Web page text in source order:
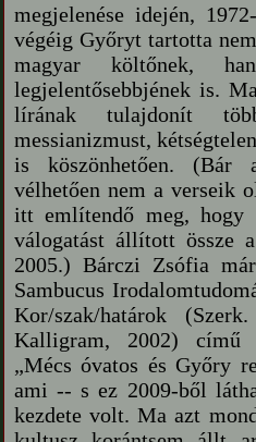
megjelenése idején,
végéig Győryt tartotta
magyar költőnek,
legjelentősebbjének is.
lírának tulajdonít
messianizmust,
is köszönhetően. (Bár
vélhetően nem a verseik
itt említendő meg, hogy
válogatást állított össze
2005.) Bárczi Zsófia
Sambucus
Kor/szak/határok
Kalligram, 2002) című
„Mécs óvatos és Győry
ami -- s ez 2009-ből
kezdete volt. Ma azt